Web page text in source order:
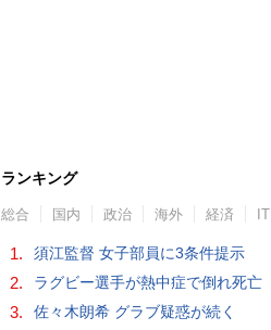
ランキング
総合 国内 政治 海外 経済 IT
1. 須江監督 女子部員に3条件提示
2. ラグビー選手が熱中症で倒れ死亡
3. 佐々木朗希 グラブ疑惑が続く